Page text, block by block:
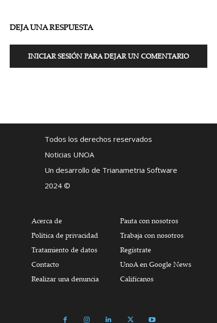
DEJA UNA RESPUESTA
INICIAR SESIÓN PARA DEJAR UN COMENTARIO
Todos los derechos reservados
Noticias UNOA
Un desarrollo de Trianametria Software
2024 ©
Acerca de
Política de privacidad
Tratamiento de datos
Contacto
Realizar una denuncia
Pauta con nosotros
Trabaja con nosotros
Regístrate
UnoA en Google News
Califícanos